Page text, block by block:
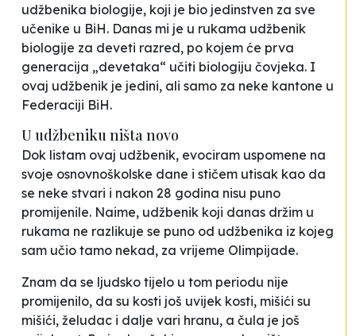
udžbenika biologije, koji je bio jedinstven za sve
učenike u BiH. Danas mi je u rukama udžbenik
biologije za deveti razred, po kojem će prva
generacija „devetaka“ učiti biologiju čovjeka. I
ovaj udžbenik je jedini, ali samo za neke kantone u
Federaciji BiH.
U udžbeniku ništa novo
Dok listam ovaj udžbenik, evociram uspomene na
svoje osnovnoškolske dane i stičem utisak kao da
se neke stvari i nakon 28 godina nisu puno
promijenile. Naime, udžbenik koji danas držim u
rukama ne razlikuje se puno od udžbenika iz kojeg
sam učio tamo nekad, za vrijeme Olimpijade.
Znam da se ljudsko tijelo u tom periodu nije
promijenilo, da su kosti još uvijek kosti, mišići su
mišići, želudac i dalje vari hranu, a čula je još